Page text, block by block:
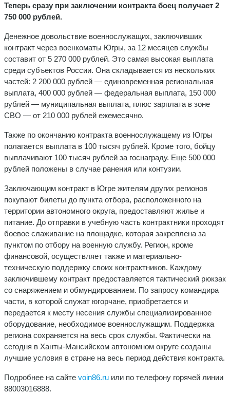
Теперь сразу при заключении контракта боец получает 2
750 000 рублей.
Денежное довольствие военнослужащих, заключивших
контракт через военкоматы Югры, за 12 месяцев службы
составит от 5 270 000 рублей. Это самая высокая выплата
среди субъектов России. Она складывается из нескольких
частей: 2 200 000 рублей — единовременная региональная
выплата, 400 000 рублей — федеральная выплата, 150 000
рублей — муниципальная выплата, плюс зарплата в зоне
СВО — от 210 000 рублей ежемесячно.
Также по окончанию контракта военнослужащему из Югры
полагается выплата в 100 тысяч рублей. Кроме того, бойцу
выплачивают 100 тысяч рублей за госнаграду. Еще 500 000
рублей положены в случае ранения или контузии.
Заключающим контракт в Югре жителям других регионов
покупают билеты до пункта отбора, расположенного на
территории автономного округа, предоставляют жилье и
питание. До отправки в учебную часть контрактники проходят
боевое слаживание на площадке, которая закреплена за
пунктом по отбору на военную службу. Регион, кроме
финансовой, осуществляет также и материально-
техническую поддержку своих контрактников. Каждому
заключившему контракт предоставляется тактический рюкзак
со снаряжением и обмундированием. По запросу командира
части, в которой служат югорчане, приобретается и
передается к месту несения службы специализированное
оборудование, необходимое военнослужащим. Поддержка
региона сохраняется на весь срок службы. Фактически на
сегодня в Ханты-Мансийском автономном округе созданы
лучшие условия в стране на весь период действия контракта.
Подробнее на сайте voin86.ru или по телефону горячей линии
88003016888.